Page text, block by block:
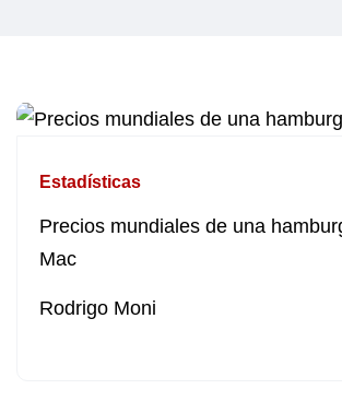
Estadísticas
Precios mundiales de una
Mac
Rodrigo Moni